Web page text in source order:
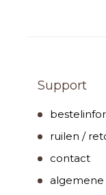
Support
ruilen /
contact
algemene